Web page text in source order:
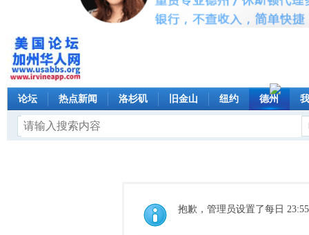
论坛 热点新闻 洛杉矶 旧金山 纽约 德州
抱歉，管理员设置了每日